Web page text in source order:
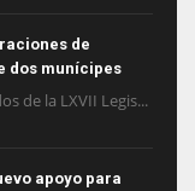
de
dos munícipes
de la LXVII Legis...
apoyo para